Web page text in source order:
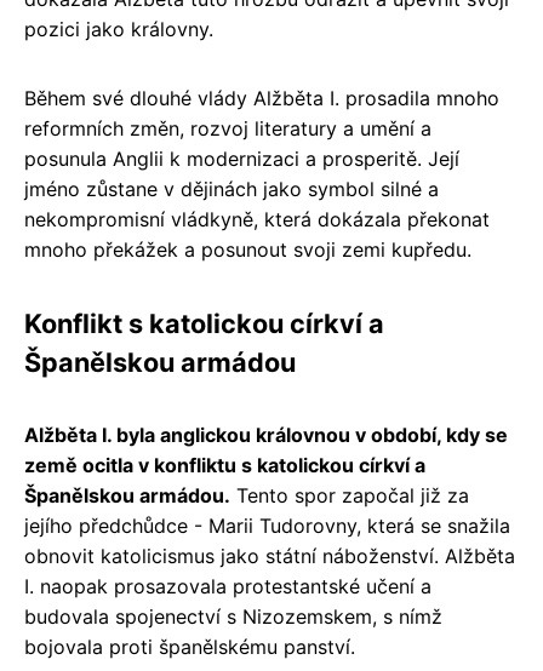
pozici jako královny.
Během své dlouhé vlády Alžběta I. prosadila mnoho
reformních změn, rozvoj literatury a umění a
posunula Anglii k modernizaci a prosperitě. Její
jméno zůstane v dějinách jako symbol silné a
nekompromisní vládkyně, která dokázala překonat
mnoho překážek a posunout svoji zemi kupředu.
Konflikt s katolickou církví a
Španělskou armádou
Alžběta I. byla anglickou královnou v období, kdy se
země ocitla v konfliktu s katolickou církví a
Španělskou armádou. Tento spor započal již za
jejího předchůdce - Marii Tudorovny, která se snažila
obnovit katolicismus jako státní náboženství. Alžběta
I. naopak prosazovala protestantské učení a
budovala spojenectví s Nizozemskem, s nímž
bojovala proti španělskému panství.